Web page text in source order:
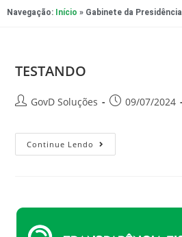
Navegação: Início » Gabinete da Presidência
TESTANDO
GovD Soluções 09/07/2024
Continue Lendo